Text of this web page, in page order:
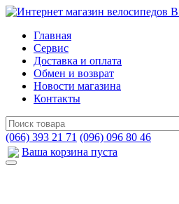
Главная
Сервис
Доставка и оплата
Обмен и возврат
Новости магазина
Контакты
(066) 393 21 71 (096) 096 80 46
Ваша корзина пуста